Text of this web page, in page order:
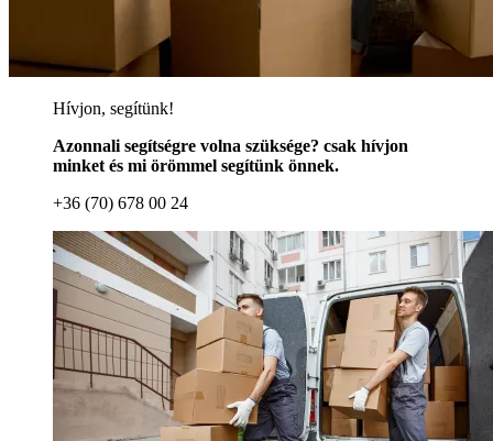
Hívjon, segítünk!
Azonnali segítségre volna szüksége? csak hívjon
minket és mi örömmel segítünk önnek.
+36 (70) 678 00 24